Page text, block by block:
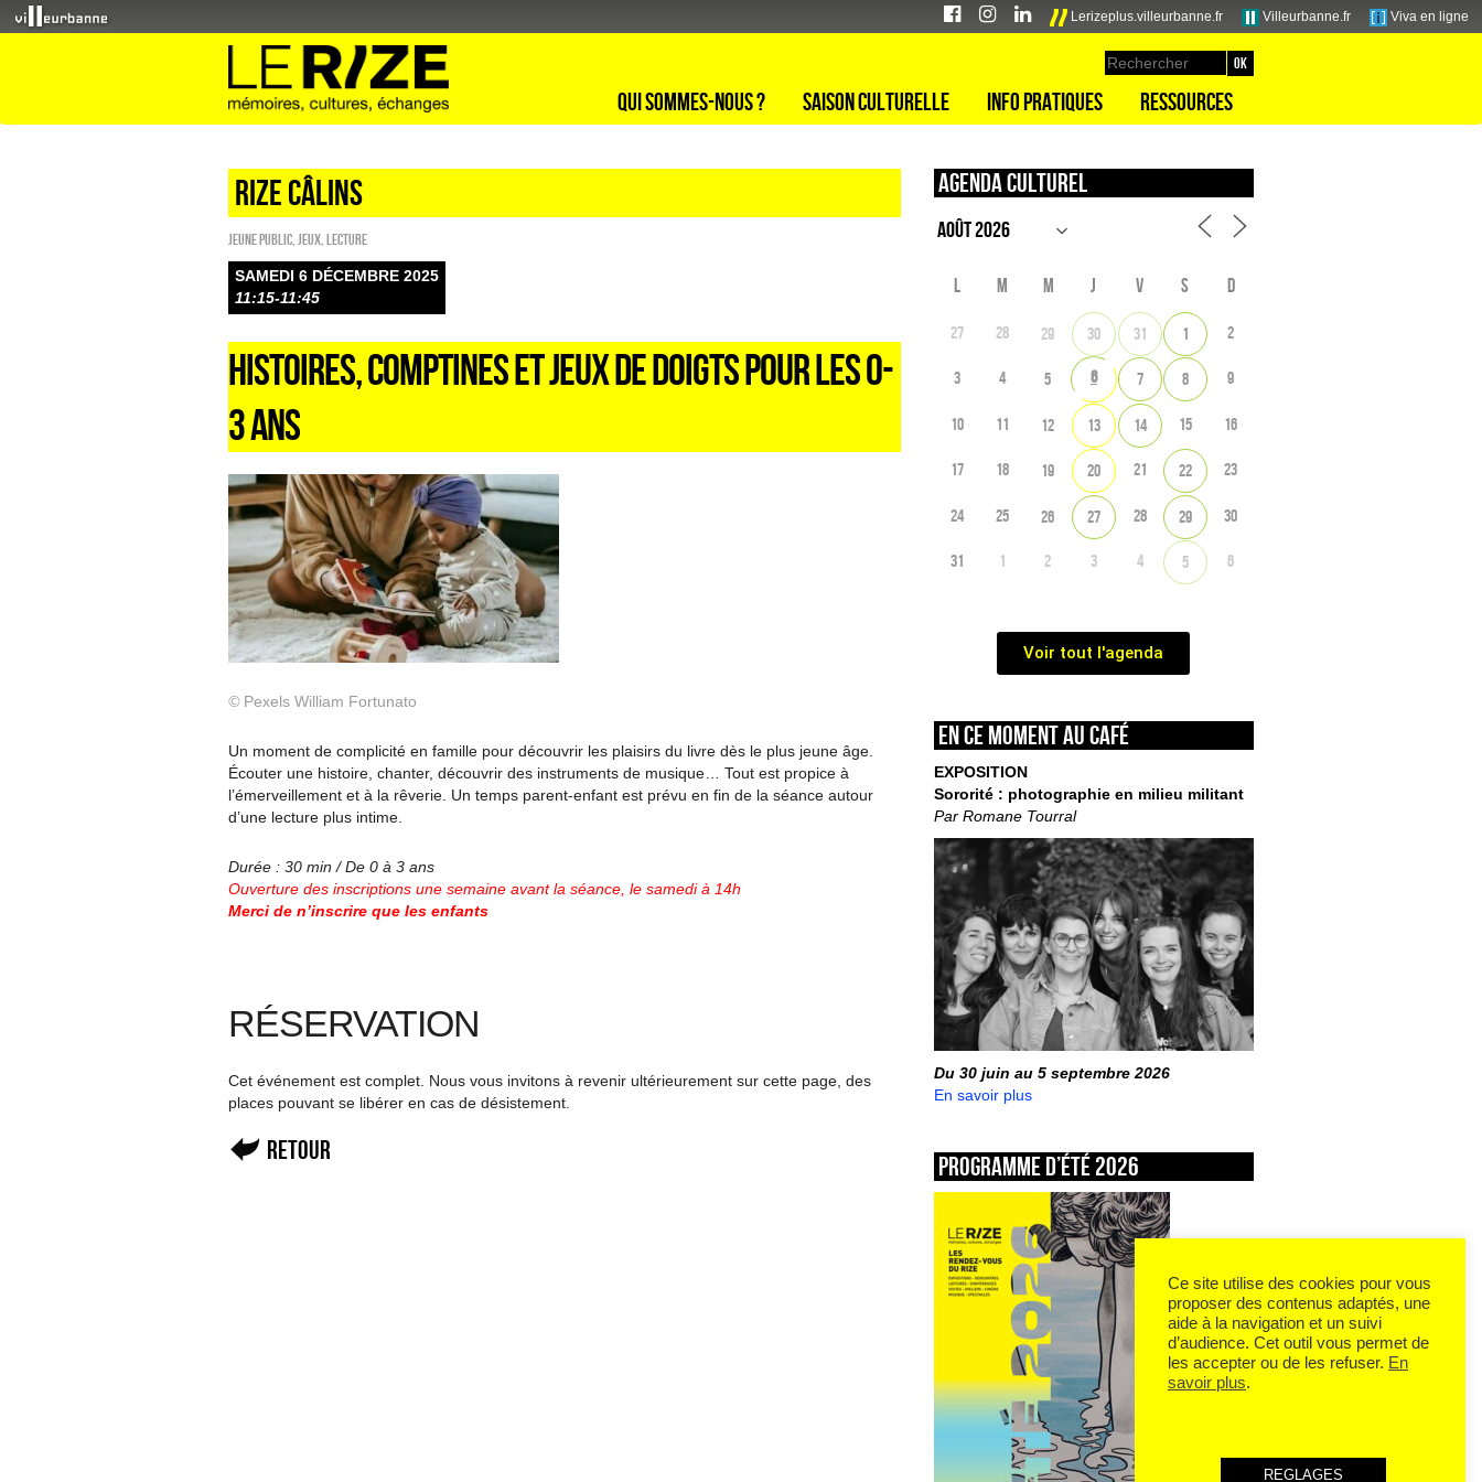
Lerizeplus.villeurbanne.fr Villeurbanne.fr Viva en ligne
Qui sommes-nous ? Saison culturelle Info pratiques Ressources
Rize câlins
Jeune public Jeux Lecture
SAMEDI 6 DÉCEMBRE 2025
11:15-11:45
HISTOIRES, COMPTINES ET JEUX DE DOIGTS POUR LES 0-
3 ANS
© Pexels William Fortunato
Un moment de complicité en famille pour découvrir les plaisirs du livre dès le plus jeune âge.
Écouter une histoire, chanter, découvrir des instruments de musique… Tout est propice à
l’émerveillement et à la rêverie. Un temps parent-enfant est prévu en fin de la séance autour
d’une lecture plus intime.
Durée : 30 min / De 0 à 3 ans
Ouverture des inscriptions une semaine avant la séance, le samedi à 14h
Merci de n’inscrire que les enfants
RÉSERVATION
Cet événement est complet. Nous vous invitons à revenir ultérieurement sur cette page, des
places pouvant se libérer en cas de désistement.
Retour
Agenda culturel
L M M J V S D
27 28 29 30 31 1 2
3 4 5 6 7 8 9
10 11 12 13 14 15 16
17 18 19 20 21 22 23
24 25 26 27 28 29 30
31 1 2 3 4 5 6
Voir tout l'agenda
En ce moment au café
EXPOSITION
Sororité : photographie en milieu militant
Par Romane Tourral
Du 30 juin au 5 septembre 2026
En savoir plus
Programme d’été 2026
Ce site utilise des cookies pour vous
proposer des contenus adaptés, une
aide à la navigation et un suivi
d’audience. Cet outil vous permet de
les accepter ou de les refuser. En
savoir plus.
REGLAGES